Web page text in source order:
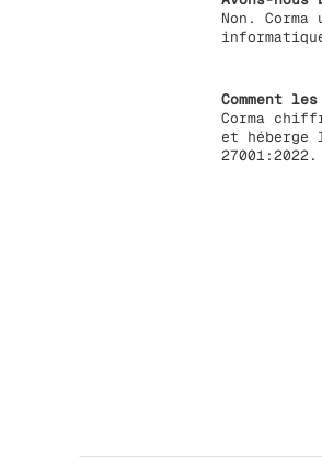
Non.
Comment
Corma
et héberge
27001:2022.